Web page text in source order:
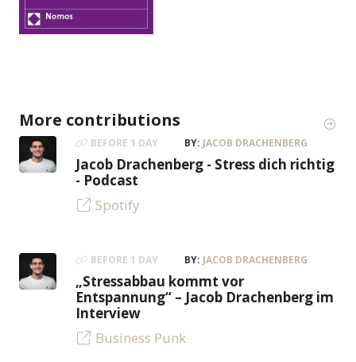
More contributions
BEFORE 1 DAY BY: JACOB DRACHENBERG
Jacob Drachenberg - Stress dich richtig
- Podcast
Spotify
BEFORE 1 DAY BY: JACOB DRACHENBERG
„Stressabbau kommt vor
Entspannung“ – Jacob Drachenberg im
Interview
Business Punk